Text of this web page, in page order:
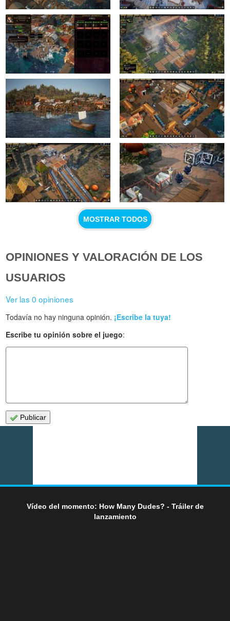
MOSTRAR TODOS
OPINIONES Y VALORACIÓN DE LOS
USUARIOS
Ver las 0 opiniones
Todavía no hay ninguna opinión. ¡Escribe la tuya!
Escribe tu opinión sobre el juego:
Publicar
Vídeo del momento: How Many Dudes? - Tráiler de
lanzamiento